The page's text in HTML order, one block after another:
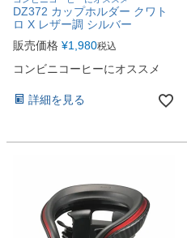
DZ372 カップホルダー クワト
ロ X レザー調 シルバー
販売価格 ¥1,980税込
コンビニコーヒーにオススメ
詳細を見る